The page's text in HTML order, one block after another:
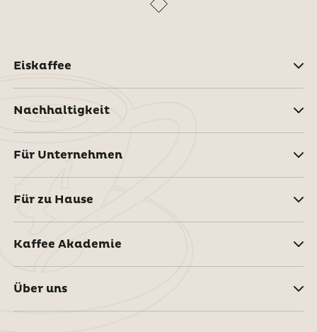
Eiskaffee
Nachhaltigkeit
Für Unternehmen
Für zu Hause
Kaffee Akademie
Über uns